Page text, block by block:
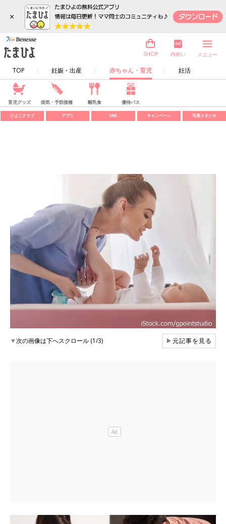
×
TOP 妊娠・出産 赤ちゃん・育児 妊活
SHOP 内祝い メニュー
育児グッズ 病気・予防接種 離乳食 優待パス
ひよこクラブ アプリ SNS キャンペーン 写真スタジオ
▼次の画像は下へスクロール (1/3) ▶元記事を見る